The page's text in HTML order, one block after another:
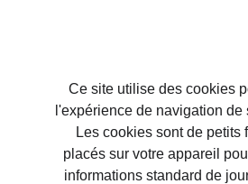
Ce site utilise des cookies
l'expérience de navigation de
Les cookies sont de petits
placés sur votre appareil
informations standard de